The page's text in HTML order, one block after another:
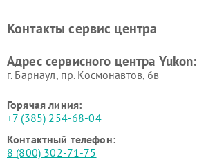
Контакты сервис центра
Адрес сервисного центра Yukon:
г. Барнаул, ​пр. Космонавтов, 6в
Горячая линия:
+7 (385) 254-68-04
Контактный телефон:
8 (800) 302-71-75